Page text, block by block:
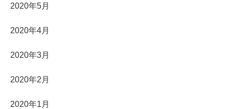
2020年5月
2020年4月
2020年3月
2020年2月
2020年1月